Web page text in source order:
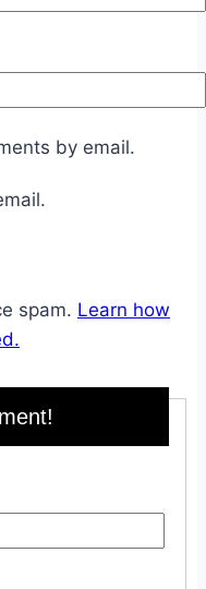
by email.
spam. Learn how